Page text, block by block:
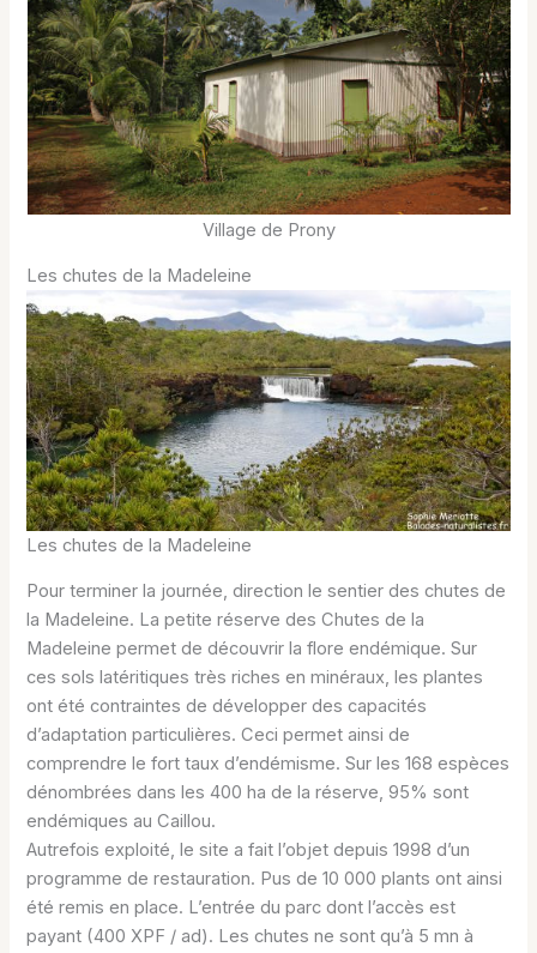
Village de Prony
Les chutes de la Madeleine
Les chutes de la Madeleine
Pour terminer la journée, direction le sentier des chutes de
la Madeleine. La petite réserve des Chutes de la
Madeleine permet de découvrir la flore endémique. Sur
ces sols latéritiques très riches en minéraux, les plantes
ont été contraintes de développer des capacités
d’adaptation particulières. Ceci permet ainsi de
comprendre le fort taux d’endémisme. Sur les 168 espèces
dénombrées dans les 400 ha de la réserve, 95% sont
endémiques au Caillou.
Autrefois exploité, le site a fait l’objet depuis 1998 d’un
programme de restauration. Pus de 10 000 plants ont ainsi
été remis en place. L’entrée du parc dont l’accès est
payant (400 XPF / ad). Les chutes ne sont qu’à 5 mn à